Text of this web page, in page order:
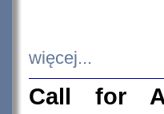
więcej...
Call for